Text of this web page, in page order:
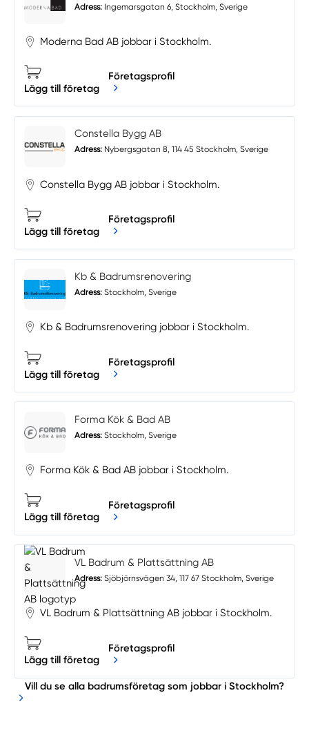
Adress: Ingemarsgatan 6, Stockholm, Sverige
Moderna Bad AB jobbar i Stockholm.
Lägg till företag
Företagsprofil
Constella Bygg AB
Adress: Nybergsgatan 8, 114 45 Stockholm, Sverige
Constella Bygg AB jobbar i Stockholm.
Lägg till företag
Företagsprofil
Kb & Badrumsrenovering
Adress: Stockholm, Sverige
Kb & Badrumsrenovering jobbar i Stockholm.
Lägg till företag
Företagsprofil
Forma Kök & Bad AB
Adress: Stockholm, Sverige
Forma Kök & Bad AB jobbar i Stockholm.
Lägg till företag
Företagsprofil
VL Badrum & Plattsättning AB
Adress: Sjöbjörnsvägen 34, 117 67 Stockholm, Sverige
VL Badrum & Plattsättning AB jobbar i Stockholm.
Lägg till företag
Företagsprofil
Vill du se alla badrumsföretag som jobbar i Stockholm?